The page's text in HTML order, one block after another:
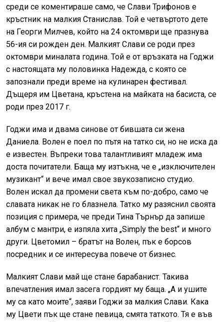
среди се коментираше само, че Слави Трифонов е
кръстник на малкия Станислав. Той е четвъртото дете
на Георги Милчев, който на 24 октомври ще празнува
56-ия си рожден ден. Малкият Слави се роди през
октомври миналата година. Той е от връзката на Годжи
с настоящата му половинка Надежда, с която се
запознали преди време на кулинарен фестивал.
Дъщеря им Цветана, кръстена на майката на басиста, се
роди през 2017 г.
Годжи има и двама синове от бившата си жена
Даниела. Волен е поел по пътя на татко си, но не иска да
е известен. Въпреки това талантливият младеж има
доста почитатели. Баща му изтъкна, че е „изключителен
музикант“ и вече имал свое звукозаписно студио.
Волен искал да промени света към по-добро, само че
славата никак не го блазнела. Татко му разяснил своята
позиция с примера, че преди Тина Търнър да запише
албум с мантри, е изпяла хита „Simply the best“ и много
други. Цветомил – братът на Волен, пък е борсов
посредник и се интересува повече от бизнес.
Малкият Слави май ще стане барабанист. Такива
впечатления имал засега гордият му баща. „А и ушите
му са като моите“, заяви Годжи за малкия Слави. Кака
му Цвети пък ще стане певица, смята таткото. Тя е във